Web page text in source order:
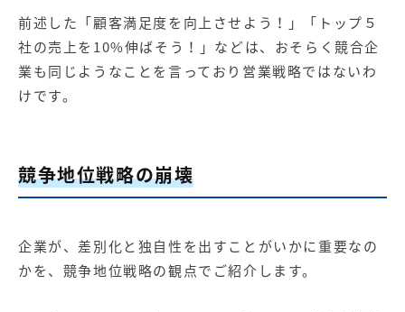
前述した「顧客満足度を向上させよう！」「トップ５
社の売上を10%伸ばそう！」などは、おそらく競合企
業も同じようなことを言っており営業戦略ではないわ
けです。
競争地位戦略の崩壊
企業が、差別化と独自性を出すことがいかに重要なの
かを、競争地位戦略の観点でご紹介します。